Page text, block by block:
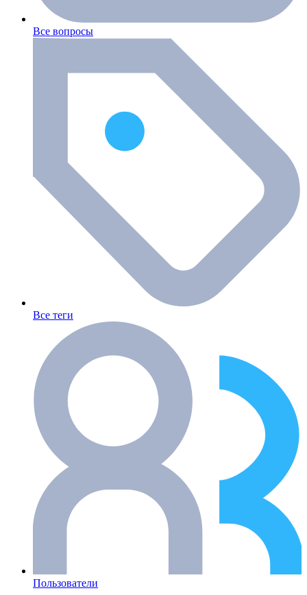
Все вопросы
Все теги
Пользователи